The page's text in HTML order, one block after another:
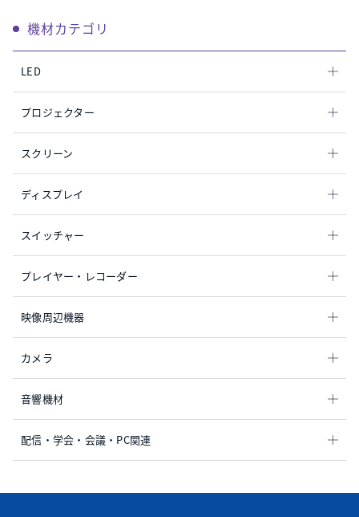
機材カテゴリ
LED
プロジェクター
スクリーン
ディスプレイ
スイッチャー
プレイヤー・レコーダー
映像周辺機器
カメラ
音響機材
配信・学会・会議・PC関連